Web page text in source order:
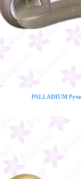
PALLADIUM